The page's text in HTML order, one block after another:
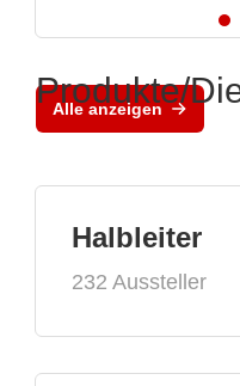
Alle anzeigen
Produkte/
Halbleiter
232 Aussteller